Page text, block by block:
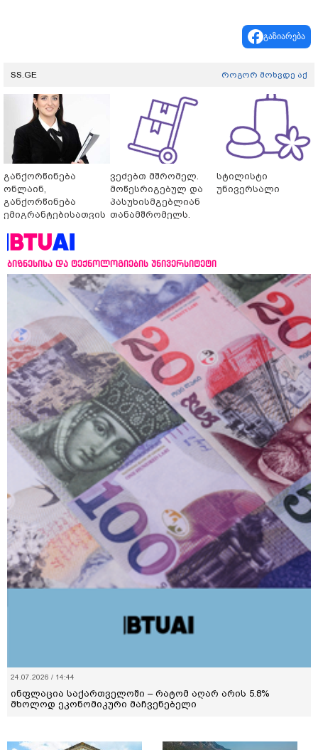
გაზიარება
SS.GE როგორ მოხვდე აქ
განქორწინება
ონლაინ,
განქორწინება
ემიგრანტებისათვის
ჩამოსვლის გარეშე
ვეძებთ მშრომელ.
მოწესრიგებულ და
პასუხისმგებლიან
თანამშრომელს.
სტილისტი
უნივერსალი
ბიზნესისა და ტექნოლოგიების უნივერსიტეტი
24.07.2026 / 14:44
ინფლაცია საქართველოში – რატომ აღარ არის 5.8%
მხოლოდ ეკონომიკური მაჩვენებელი